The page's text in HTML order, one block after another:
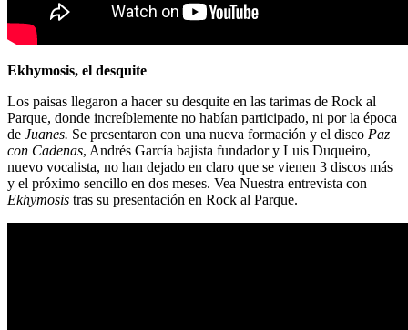
Ekhymosis, el desquite
Los paisas llegaron a hacer su desquite en las tarimas de Rock al
Parque, donde increíblemente no habían participado, ni por la época
de Juanes. Se presentaron con una nueva formación y el disco Paz
con Cadenas, Andrés García bajista fundador y Luis Duqueiro,
nuevo vocalista, no han dejado en claro que se vienen 3 discos más
y el próximo sencillo en dos meses. Vea Nuestra entrevista con
Ekhymosis tras su presentación en Rock al Parque.